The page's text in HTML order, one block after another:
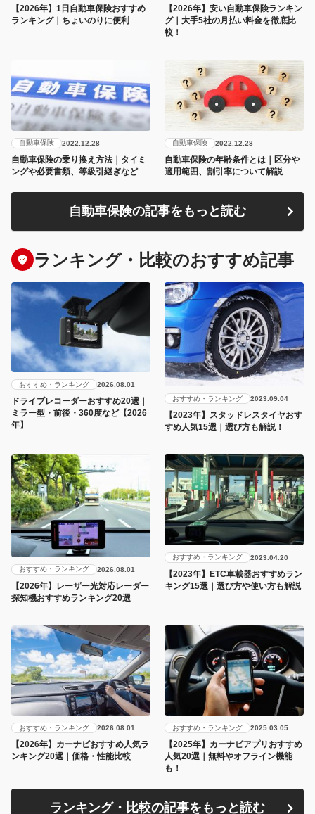
【2026年】1日自動車保険おすすめ
ランキング｜ちょいのりに便利
【2026年】安い自動車保険ランキン
グ｜大手5社の月払い料金を徹底比
較！
自動車保険 2022.12.28
自動車保険の乗り換え方法｜タイミ
ングや必要書類、等級引継ぎなど
自動車保険 2022.12.28
自動車保険の年齢条件とは｜区分や
適用範囲、割引率について解説
自動車保険の記事をもっと読む
ランキング・比較のおすすめ記事
おすすめ・ランキング 2026.08.01
ドライブレコーダーおすすめ20選｜
ミラー型・前後・360度など【2026
年】
おすすめ・ランキング 2023.09.04
【2023年】スタッドレスタイヤおす
すめ人気15選｜選び方も解説！
おすすめ・ランキング 2026.08.01
【2026年】レーザー光対応レーダー
探知機おすすめランキング20選
おすすめ・ランキング 2023.04.20
【2023年】ETC車載器おすすめラン
キング15選｜選び方や使い方も解説
おすすめ・ランキング 2026.08.01
【2026年】カーナビおすすめ人気ラ
ンキング20選｜価格・性能比較
おすすめ・ランキング 2025.03.05
【2025年】カーナビアプリおすすめ
人気20選｜無料やオフライン機能
も！
ランキング・比較の記事をもっと読む